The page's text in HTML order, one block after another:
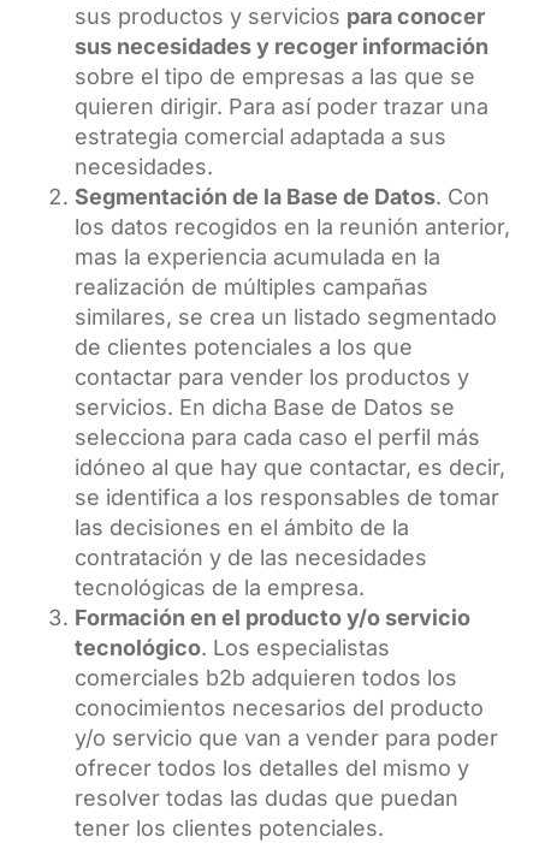
sus productos y servicios para conocer
sus necesidades y recoger información
sobre el tipo de empresas a las que se
quieren dirigir. Para así poder trazar una
estrategia comercial adaptada a sus
necesidades.
Segmentación de la Base de Datos. Con
los datos recogidos en la reunión anterior,
mas la experiencia acumulada en la
realización de múltiples campañas
similares, se crea un listado segmentado
de clientes potenciales a los que
contactar para vender los productos y
servicios. En dicha Base de Datos se
selecciona para cada caso el perfil más
idóneo al que hay que contactar, es decir,
se identifica a los responsables de tomar
las decisiones en el ámbito de la
contratación y de las necesidades
tecnológicas de la empresa.
Formación en el producto y/o servicio
tecnológico. Los especialistas
comerciales b2b adquieren todos los
conocimientos necesarios del producto
y/o servicio que van a vender para poder
ofrecer todos los detalles del mismo y
resolver todas las dudas que puedan
tener los clientes potenciales.